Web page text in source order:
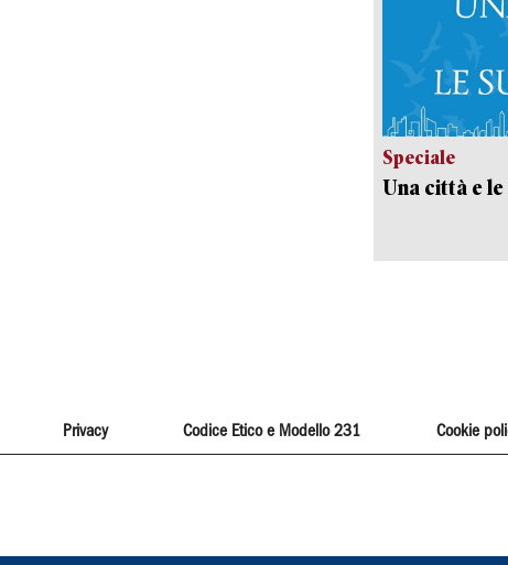
Speciale
Una città e
Privacy Codice Etico e Modello 231 Cookie